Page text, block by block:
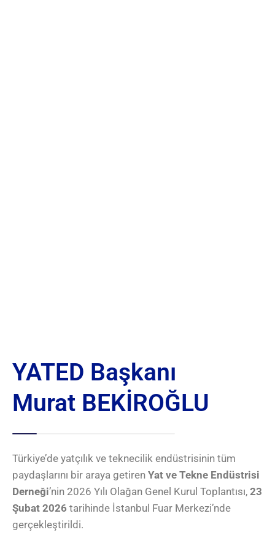
YATED Başkanı
Murat BEKİROĞLU
Türkiye’de yatçılık ve teknecilik endüstrisinin tüm
paydaşlarını bir araya getiren Yat ve Tekne Endüstrisi
Derneği’nin 2026 Yılı Olağan Genel Kurul Toplantısı, 23
Şubat 2026 tarihinde İstanbul Fuar Merkezi’nde
gerçekleştirildi.